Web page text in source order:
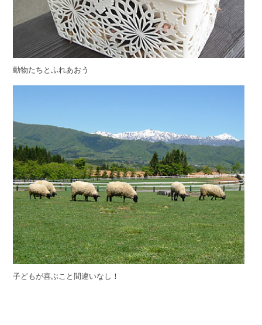
動物たちとふれあおう
子どもが喜ぶこと間違いなし！